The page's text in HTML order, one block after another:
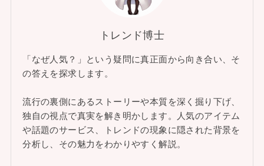
トレンド博士
「なぜ人気？」という疑問に真正面から向き合い、そ
の答えを探求します。
流行の裏側にあるストーリーや本質を深く掘り下げ、
独自の視点で真実を解き明かします。人気のアイテム
や話題のサービス、トレンドの現象に隠された背景を
分析し、その魅力をわかりやすく解説。